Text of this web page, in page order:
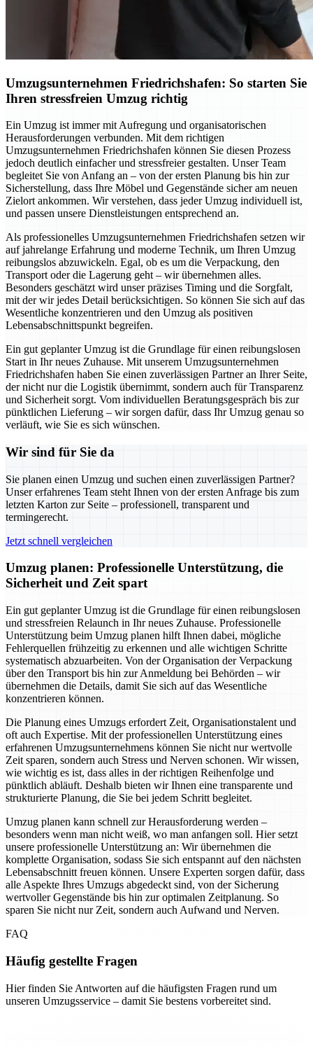
Umzugsunternehmen Friedrichshafen: So starten Sie
Ihren stressfreien Umzug richtig
Ein Umzug ist immer mit Aufregung und organisatorischen
Herausforderungen verbunden. Mit dem richtigen
Umzugsunternehmen Friedrichshafen können Sie diesen Prozess
jedoch deutlich einfacher und stressfreier gestalten. Unser Team
begleitet Sie von Anfang an – von der ersten Planung bis hin zur
Sicherstellung, dass Ihre Möbel und Gegenstände sicher am neuen
Zielort ankommen. Wir verstehen, dass jeder Umzug individuell ist,
und passen unsere Dienstleistungen entsprechend an.
Als professionelles Umzugsunternehmen Friedrichshafen setzen wir
auf jahrelange Erfahrung und moderne Technik, um Ihren Umzug
reibungslos abzuwickeln. Egal, ob es um die Verpackung, den
Transport oder die Lagerung geht – wir übernehmen alles.
Besonders geschätzt wird unser präzises Timing und die Sorgfalt,
mit der wir jedes Detail berücksichtigen. So können Sie sich auf das
Wesentliche konzentrieren und den Umzug als positiven
Lebensabschnittspunkt begreifen.
Ein gut geplanter Umzug ist die Grundlage für einen reibungslosen
Start in Ihr neues Zuhause. Mit unserem Umzugsunternehmen
Friedrichshafen haben Sie einen zuverlässigen Partner an Ihrer Seite,
der nicht nur die Logistik übernimmt, sondern auch für Transparenz
und Sicherheit sorgt. Vom individuellen Beratungsgespräch bis zur
pünktlichen Lieferung – wir sorgen dafür, dass Ihr Umzug genau so
verläuft, wie Sie es sich wünschen.
Wir sind für Sie da
Sie planen einen Umzug und suchen einen zuverlässigen Partner?
Unser erfahrenes Team steht Ihnen von der ersten Anfrage bis zum
letzten Karton zur Seite – professionell, transparent und
termingerecht.
Jetzt schnell vergleichen
Umzug planen: Professionelle Unterstützung, die
Sicherheit und Zeit spart
Ein gut geplanter Umzug ist die Grundlage für einen reibungslosen
und stressfreien Relaunch in Ihr neues Zuhause. Professionelle
Unterstützung beim Umzug planen hilft Ihnen dabei, mögliche
Fehlerquellen frühzeitig zu erkennen und alle wichtigen Schritte
systematisch abzuarbeiten. Von der Organisation der Verpackung
über den Transport bis hin zur Anmeldung bei Behörden – wir
übernehmen die Details, damit Sie sich auf das Wesentliche
konzentrieren können.
Die Planung eines Umzugs erfordert Zeit, Organisationstalent und
oft auch Expertise. Mit der professionellen Unterstützung eines
erfahrenen Umzugsunternehmens können Sie nicht nur wertvolle
Zeit sparen, sondern auch Stress und Nerven schonen. Wir wissen,
wie wichtig es ist, dass alles in der richtigen Reihenfolge und
pünktlich abläuft. Deshalb bieten wir Ihnen eine transparente und
strukturierte Planung, die Sie bei jedem Schritt begleitet.
Umzug planen kann schnell zur Herausforderung werden –
besonders wenn man nicht weiß, wo man anfangen soll. Hier setzt
unsere professionelle Unterstützung an: Wir übernehmen die
komplette Organisation, sodass Sie sich entspannt auf den nächsten
Lebensabschnitt freuen können. Unsere Experten sorgen dafür, dass
alle Aspekte Ihres Umzugs abgedeckt sind, von der Sicherung
wertvoller Gegenstände bis hin zur optimalen Zeitplanung. So
sparen Sie nicht nur Zeit, sondern auch Aufwand und Nerven.
FAQ
Häufig gestellte Fragen
Hier finden Sie Antworten auf die häufigsten Fragen rund um
unseren Umzugsservice – damit Sie bestens vorbereitet sind.